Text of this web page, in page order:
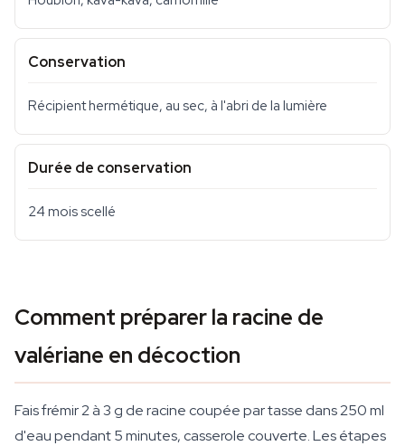
Conservation
Récipient hermétique, au sec, à l'abri de la lumière
Durée de conservation
24 mois scellé
Comment préparer la racine de
valériane en décoction
Fais frémir 2 à 3 g de racine coupée par tasse dans 250 ml
d'eau pendant 5 minutes, casserole couverte. Les étapes